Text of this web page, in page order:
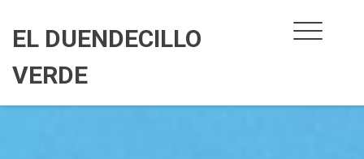
content
EL DUENDECILLO
VERDE